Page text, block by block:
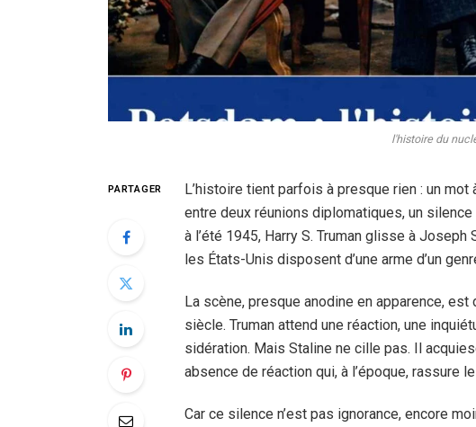
l'histoire du
PARTAGER
L’histoire tient parfois à presque rien : un
entre deux réunions diplomatiques, un
à l’été 1945, Harry S. Truman glisse à
les États-Unis disposent d’une arme d’un
La scène, presque anodine en apparence,
siècle. Truman attend une réaction, une
sidération. Mais Staline ne cille pas. Il
absence de réaction qui, à l’époque, rassure
Car ce silence n’est pas ignorance, encore